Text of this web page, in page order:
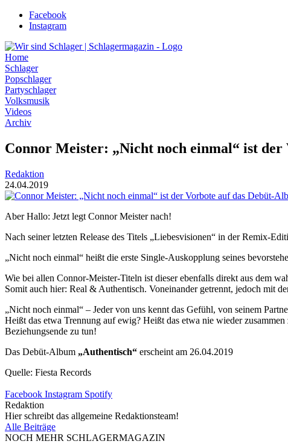
Zum
Inhalt
Facebook
Instagram
Home
Schlager
Popschlager
Partyschlager
Volksmusik
Videos
Archiv
Connor Meister: „Nicht noch einmal“ ist
Redaktion
24.04.2019
Aber Hallo: Jetzt legt Connor Meister nach!
Nach seiner letzten Release des Titels „Liebesvisionen“ in der Remix-
„Nicht noch einmal“ heißt die erste Single-Auskopplung seines
Wie bei allen Connor-Meister-Titeln ist dieser ebenfalls direkt aus dem
Somit auch hier: Real & Authentisch. Voneinander getrennt, jedoch mit
„Nicht noch einmal“ – Jeder von uns kennt das Gefühl, von seinem
Heißt das etwa Trennung auf ewig? Heißt das etwa nie wieder
Beziehungsende zu tun!
Das Debüt-Album „Authentisch“ erscheint am 26.04.2019
Quelle: Fiesta Records
Facebook Instagram Spotify
Redaktion
Hier schreibt das allgemeine Redaktionsteam!
Alle Beiträge
NOCH MEHR SCHLAGERMAGAZIN